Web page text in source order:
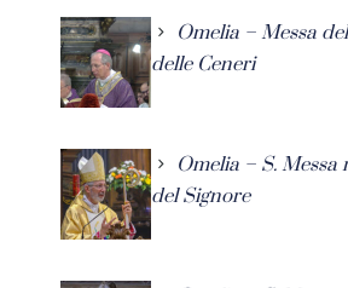
Omelia – Messa
delle Ceneri
Omelia – S. Messa
del Signore